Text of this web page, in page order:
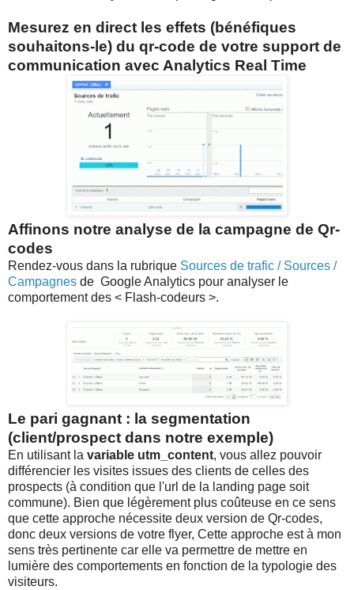
Mesurez en direct les effets (bénéfiques
souhaitons-le) du qr-code de votre support de
communication avec Analytics Real Time
Affinons notre analyse de la campagne de Qr-
codes
Rendez-vous dans la rubrique Sources de trafic / Sources /
Campagnes de Google Analytics pour analyser le
comportement des < Flash-codeurs >.
Le pari gagnant : la segmentation
(client/prospect dans notre exemple)
En utilisant la variable utm_content, vous allez pouvoir
différencier les visites issues des clients de celles des
prospects (à condition que l'url de la landing page soit
commune). Bien que légèrement plus coûteuse en ce sens
que cette approche nécessite deux version de Qr-codes,
donc deux versions de votre flyer, Cette approche est à mon
sens très pertinente car elle va permettre de mettre en
lumière des comportements en fonction de la typologie des
visiteurs.